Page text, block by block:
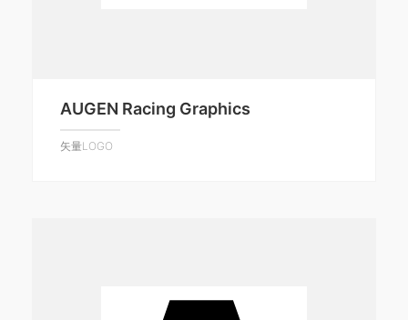
AUGEN Racing Graphics
矢量LOGO